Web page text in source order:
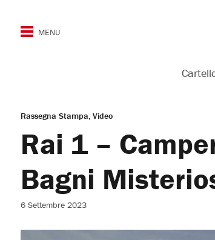
Rassegna Stampa Video
Rai 1 –
Bagni
6 Settembre 2023